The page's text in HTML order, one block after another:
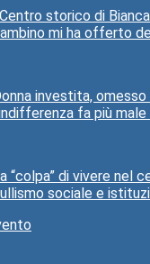
storico di
mi ha offerto
investita,
fa più
“colpa” di vivere nel
sociale e